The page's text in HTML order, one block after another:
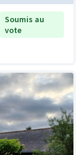
Soumis au
vote